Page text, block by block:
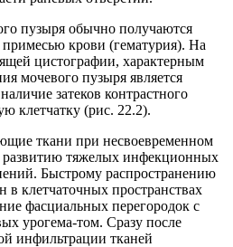
пузыря обычно получаются
крови (гематурия). На
цистографии, характерным
мочевого пузыря является
затеков контрастного
клетчатку (рис. 22.2).
ткани при несвоевременном
развитию тяжелых инфекционных
Быстрому распространению
в клетчаточных пространствах
фасциальных перегородок с
урогема-том. Сразу после
инфильтрации тканей